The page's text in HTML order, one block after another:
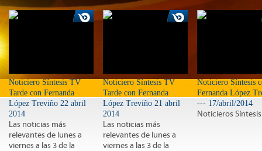
Noticiero Síntesis TV
Tarde con Fernanda
López Treviño 22 abril
2014
Las noticias más
relevantes de lunes a
viernes a las 3 de la
Noticiero Síntesis TV
Tarde con Fernanda
López Treviño 21 abril
2014
Las noticias más
relevantes de lunes a
viernes a las 3 de la
Noticiero Síntesis
Fernanda López
--- 17/abril/2014
Noticieros Síntesis